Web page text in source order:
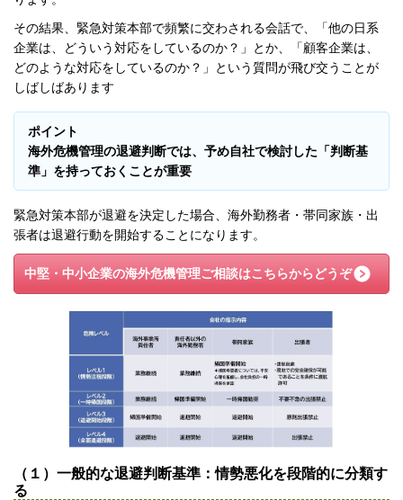
その結果、緊急対策本部で頻繁に交わされる会話で、「他の日系
企業は、どういう対応をしているのか？」とか、「顧客企業は、
どのような対応をしているのか？」という質問が飛び交うことが
しばしばあります
ポイント
海外危機管理の退避判断では、予め自社で検討した「判断基
準」を持っておくことが重要
緊急対策本部が退避を決定した場合、海外勤務者・帯同家族・出
張者は退避行動を開始することになります。
中堅・中小企業の海外危機管理ご相談はこちらからどうぞ
（１）一般的な退避判断基準：情勢悪化を段階的に分類す
る